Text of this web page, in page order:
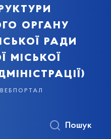
органу
ради
міської
Пошук